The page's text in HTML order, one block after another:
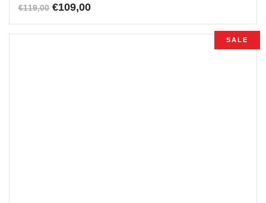
€119,00 Oorspronkelijke
was:
€109,00Huidige
is:
SALE